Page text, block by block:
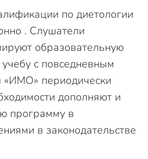
по диетологии
. Слушатели
образовательную
с повседневным
периодически
дополняют и
программу в
в законодательстве